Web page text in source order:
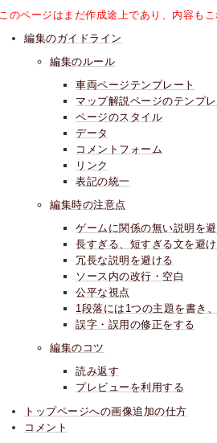
このページはまだ作成途上であり、内容も
編集のガイドライン
編集のルール
車両ページテンプレート
マップ解説ページのテンプレ
ページのスタイル
データ
コメントフォーム
リンク
表記の統一
編集時の注意点
ゲームに関係の無い説明を
長すぎる、短すぎる文を避
冗長な説明を避ける
ソース内の改行・空白
公平な視点
1段落には1つの主題を書き
誤字・誤用の修正をする
編集のコツ
読み返す
プレビューを利用する
トップページへの画像追加の仕方
コメント